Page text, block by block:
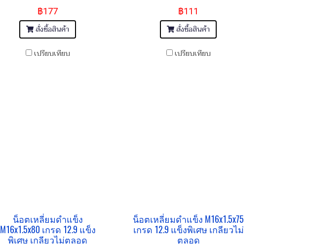
฿177
สั่งซื้อสินค้า
เปรียบเทียบ
฿111
สั่งซื้อสินค้า
เปรียบเทียบ
น็อตเหลี่ยมดำแข็ง
M16x1.5x80 เกรด 12.9 แข็ง
พิเศษ เกลียวไม่ตลอด
น็อตเหลี่ยมดำแข็ง M16x1.5x75
เกรด 12.9 แข็งพิเศษ เกลียวไม่
ตลอด